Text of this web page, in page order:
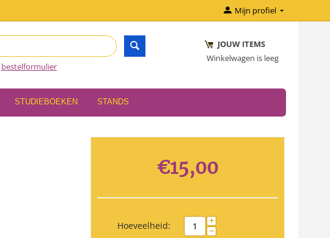
Mijn profiel
bestelformulier
JOUW ITEMS
Winkelwagen is leeg
STUDIEBOEKEN STANDS
€15,00
Hoeveelheid: +
−